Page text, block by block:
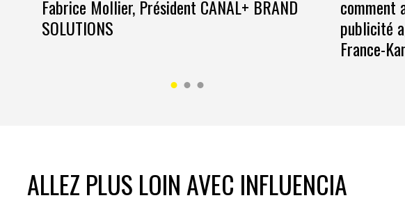
Fabrice Mollier, Président CANAL+ BRAND
SOLUTIONS
comment
publicité
France-
ALLEZ PLUS LOIN AVEC INFLUENCIA